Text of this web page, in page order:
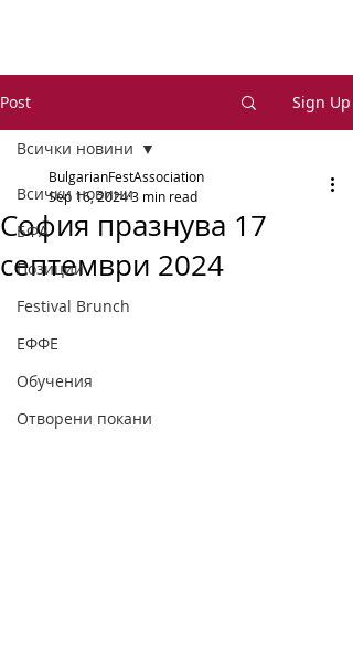
Post Sign Up
Всички новини
БФА
Позиции
Festival Brunch
ЕФФЕ
Обучения
Отворени покани
Всички новини
София празнува 17
септември 2024
BulgarianFestAssociation
Sep 16, 20243 min read